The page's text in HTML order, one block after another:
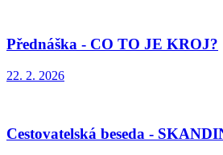
Přednáška - CO TO JE KROJ?
22. 2. 2026
Cestovatelská beseda -